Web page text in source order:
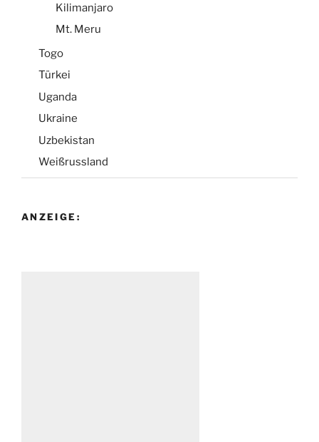
Kilimanjaro
Mt. Meru
Togo
Türkei
Uganda
Ukraine
Uzbekistan
Weißrussland
ANZEIGE: